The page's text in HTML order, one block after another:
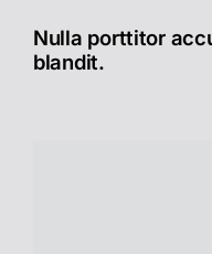
Nulla porttitor
blandit.